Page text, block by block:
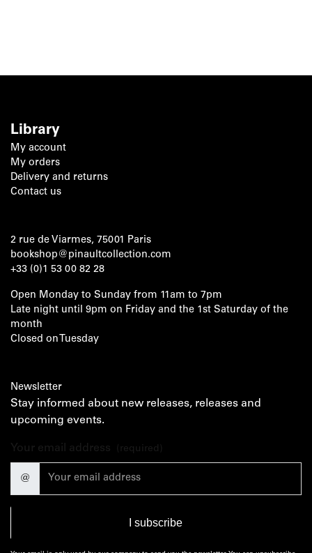
Library
My account
My orders
Delivery and returns
Contact us
2 rue de Viarmes, 75001 Paris
bookshop@pinaultcollection.com
+33 (0)1 53 00 82 28
Open Monday to Sunday from 11am to 7pm
Late night until 9pm on Friday and the 1st Saturday of the
month
Closed on Tuesday
Newsletter
Stay informed about new releases, releases and
upcoming events.
Your email address (required)
@